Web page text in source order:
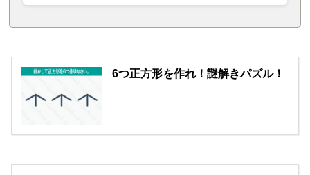
6つ正方形を作れ！謎解きパズル！